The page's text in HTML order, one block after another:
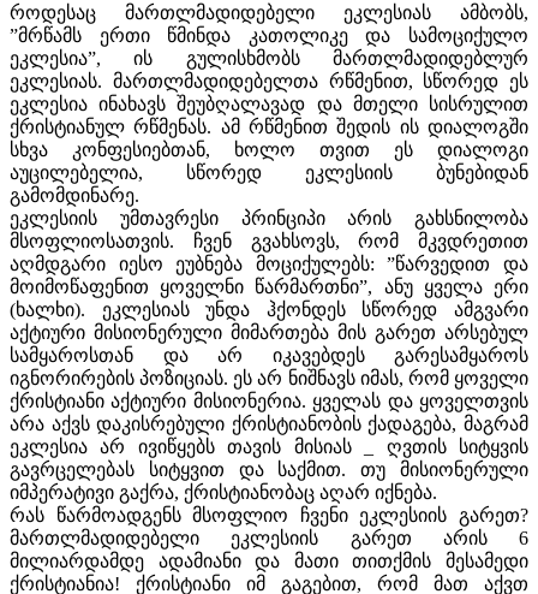
როდესაც მართლმადიდებელი ეკლესიას ამბობს,
”მრწამს ერთი წმინდა კათოლიკე და სამოციქულო
ეკლესია”, ის გულისხმობს მართლმადიდებლურ
ეკლესიას. მართლმადიდებელთა რწმენით, სწორედ ეს
ეკლესია ინახავს შეუბღალავად და მთელი სისრულით
ქრისტიანულ რწმენას. ამ რწმენით შედის ის დიალოგში
სხვა კონფესიებთან, ხოლო თვით ეს დიალოგი
აუცილებელია, სწორედ ეკლესიის ბუნებიდან
გამომდინარე.
ეკლესიის უმთავრესი პრინციპი არის გახსნილობა
მსოფლიოსათვის. ჩვენ გვახსოვს, რომ მკვდრეთით
აღმდგარი იესო ეუბნება მოციქულებს: ”წარვედით და
მოიმოწაფენით ყოველნი წარმართნი”, ანუ ყველა ერი
(ხალხი). ეკლესიას უნდა ჰქონდეს სწორედ ამგვარი
აქტიური მისიონერული მიმართება მის გარეთ არსებულ
სამყაროსთან და არ იკავებდეს გარესამყაროს
იგნორირების პოზიციას. ეს არ ნიშნავს იმას, რომ ყოველი
ქრისტიანი აქტიური მისიონერია. ყველას და ყოველთვის
არა აქვს დაკისრებული ქრისტიანობის ქადაგება, მაგრამ
ეკლესია არ ივიწყებს თავის მისიას _ ღვთის სიტყვის
გავრცელებას სიტყვით და საქმით. თუ მისიონერული
იმპერატივი გაქრა, ქრისტიანობაც აღარ იქნება.
რას წარმოადგენს მსოფლიო ჩვენი ეკლესიის გარეთ?
მართლმადიდებელი ეკლესიის გარეთ არის 6
მილიარდამდე ადამიანი და მათი თითქმის მესამედი
ქრისტიანია! ქრისტიანი იმ გაგებით, რომ მათ აქვთ